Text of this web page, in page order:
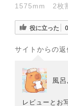
1575mm 2枚
役に立った 0
サイトからの返
風
レビューとお